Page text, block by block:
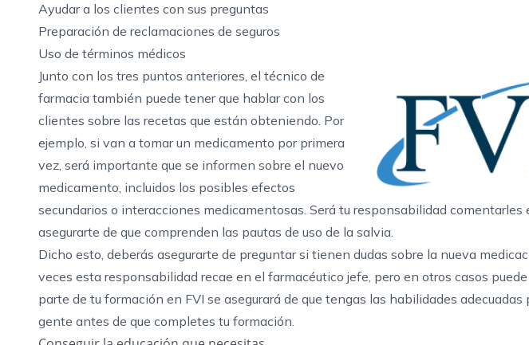
Ayudar a los clientes con sus preguntas
Preparación de reclamaciones de seguros
Uso de términos médicos
Junto con los tres puntos anteriores, el técnico de
farmacia también puede tener que hablar con los
clientes sobre las recetas que están obteniendo. Por
ejemplo, si van a tomar un medicamento por primera
vez, será importante que se informen sobre el nuevo
medicamento, incluidos los posibles efectos
secundarios o interacciones medicamentosas. Será tu responsabilidad
asegurarte de que comprenden las pautas de uso de la salvia.
Dicho esto, deberás asegurarte de preguntar si tienen dudas sobre la nueva
veces esta responsabilidad recae en el farmacéutico jefe, pero en otros casos
parte de tu formación en FVI se asegurará de que tengas las habilidades
gente antes de que completes tu formación.